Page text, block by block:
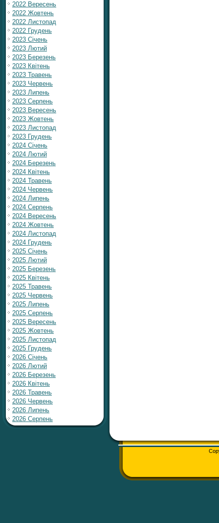
2022 Вересень
2022 Жовтень
2022 Листопад
2022 Грудень
2023 Січень
2023 Лютий
2023 Березень
2023 Квітень
2023 Травень
2023 Червень
2023 Липень
2023 Серпень
2023 Вересень
2023 Жовтень
2023 Листопад
2023 Грудень
2024 Січень
2024 Лютий
2024 Березень
2024 Квітень
2024 Травень
2024 Червень
2024 Липень
2024 Серпень
2024 Вересень
2024 Жовтень
2024 Листопад
2024 Грудень
2025 Січень
2025 Лютий
2025 Березень
2025 Квітень
2025 Травень
2025 Червень
2025 Липень
2025 Серпень
2025 Вересень
2025 Жовтень
2025 Листопад
2025 Грудень
2026 Січень
2026 Лютий
2026 Березень
2026 Квітень
2026 Травень
2026 Червень
2026 Липень
2026 Серпень